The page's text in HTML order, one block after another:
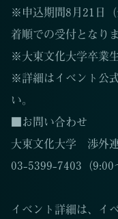
※申込期間8月21日
着順での受付となりま
※大東文化大学卒業
※詳細はイベント公
い。
■お問い合わせ
大東文化大学 渉外
03-5399-7403（
イベント詳細は、イ